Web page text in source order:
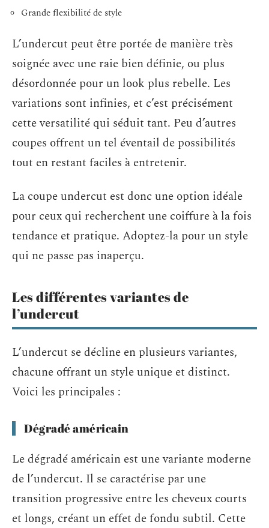
Grande flexibilité de style
L’undercut peut être portée de manière très
soignée avec une raie bien définie, ou plus
désordonnée pour un look plus rebelle. Les
variations sont infinies, et c’est précisément
cette versatilité qui séduit tant. Peu d’autres
coupes offrent un tel éventail de possibilités
tout en restant faciles à entretenir.
La coupe undercut est donc une option idéale
pour ceux qui recherchent une coiffure à la fois
tendance et pratique. Adoptez-la pour un style
qui ne passe pas inaperçu.
Les différentes variantes de
l’undercut
L’undercut se décline en plusieurs variantes,
chacune offrant un style unique et distinct.
Voici les principales :
Dégradé américain
Le dégradé américain est une variante moderne
de l’undercut. Il se caractérise par une
transition progressive entre les cheveux courts
et longs, créant un effet de fondu subtil. Cette